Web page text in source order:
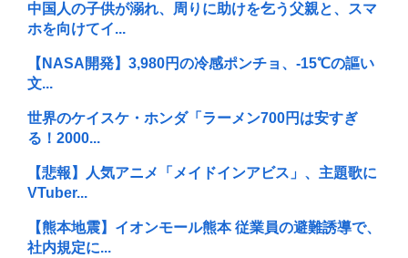
中国人の子供が溺れ、周りに助けを乞う父親と、スマ
ホを向けてイ...
【NASA開発】3,980円の冷感ポンチョ、-15℃の謳い
文...
世界のケイスケ・ホンダ「ラーメン700円は安すぎ
る！2000...
【悲報】人気アニメ「メイドインアビス」、主題歌に
VTuber...
【熊本地震】イオンモール熊本 従業員の避難誘導で、
社内規定に...